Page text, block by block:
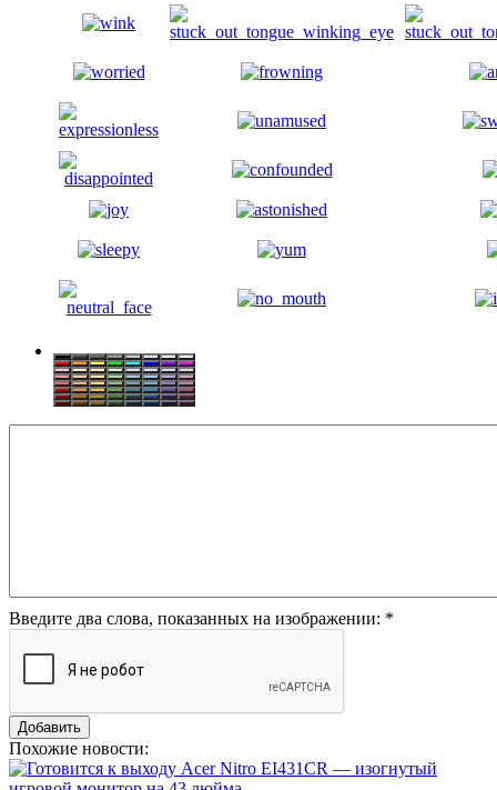
Введите два слова, показанных на изображении: *
Похожие новости: